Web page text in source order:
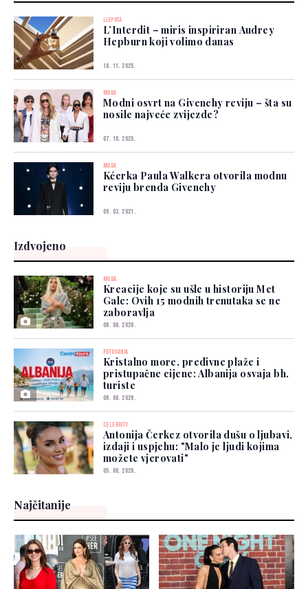
LJEPOTA
L’Interdit – miris inspiriran Audrey
Hepburn koji volimo danas
18. 11. 2025.
MODA
Modni osvrt na Givenchy reviju – šta su
nosile najveće zvijezde?
07. 10. 2025.
MODA
Kćerka Paula Walkera otvorila modnu
reviju brenda Givenchy
09. 03. 2021.
Izdvojeno
MODA
Kreacije koje su ušle u historiju Met
Gale: Ovih 15 modnih trenutaka se ne
zaboravlja
06. 08. 2026.
PUTOVANJA
Kristalno more, predivne plaže i
pristupačne cijene: Albanija osvaja bh.
turiste
06. 08. 2026.
CELEBRITY
Antonija Čerkez otvorila dušu o ljubavi,
izdaji i uspjehu: "Malo je ljudi kojima
možete vjerovati"
05. 08. 2026.
Najčitanije